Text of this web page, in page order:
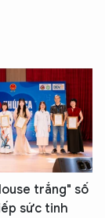
trắng" số
sức tinh